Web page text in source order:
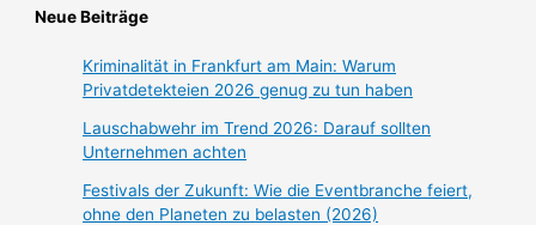
Neue Beiträge
Kriminalität in Frankfurt am Main: Warum
Privatdetekteien 2026 genug zu tun haben
Lauschabwehr im Trend 2026: Darauf sollten
Unternehmen achten
Festivals der Zukunft: Wie die Eventbranche feiert,
ohne den Planeten zu belasten (2026)